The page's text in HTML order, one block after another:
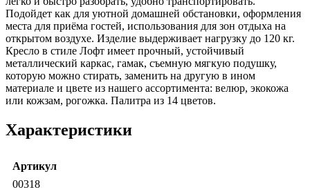
Подойдет как для уютной домашней обстановки, оформления
места для приёма гостей, использования для зон отдыха на
открытом воздухе. Изделие выдерживает нагрузку до 120 кг.
Кресло в стиле Лофт имеет прочный, устойчивый
металлический каркас, гамак, съемную мягкую подушку,
которую можно стирать, заменить на другую в ином
материале и цвете из нашего ассортимента: велюр, экокожа
или кожзам, рогожка. Палитра из 14 цветов.
Характеристики
Артикул
00318